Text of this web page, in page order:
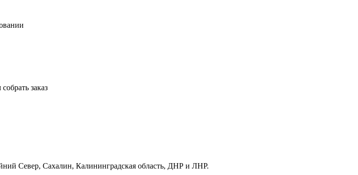
заказ
Север, Сахалин, Калининградская область, ДНР и ЛНР.